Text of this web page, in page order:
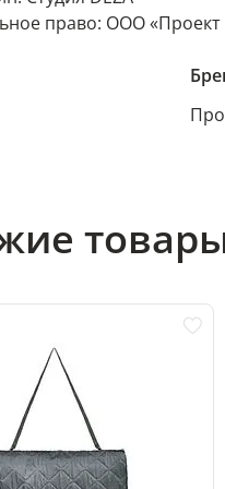
право: ООО «Проект